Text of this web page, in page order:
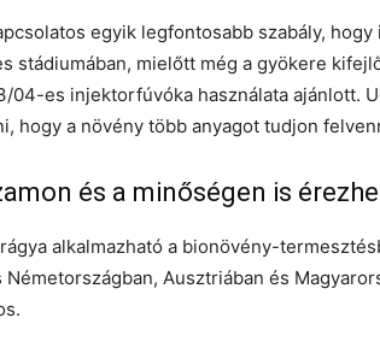
egyik legfontosabb szabály,
stádiumában, mielőtt még a gyökere
04-es injektorfúvóka használata ajánlott.
hogy a növény több anyagot tudjon
és a minőségen is
alkalmazható a bionövény-
Ausztriában és